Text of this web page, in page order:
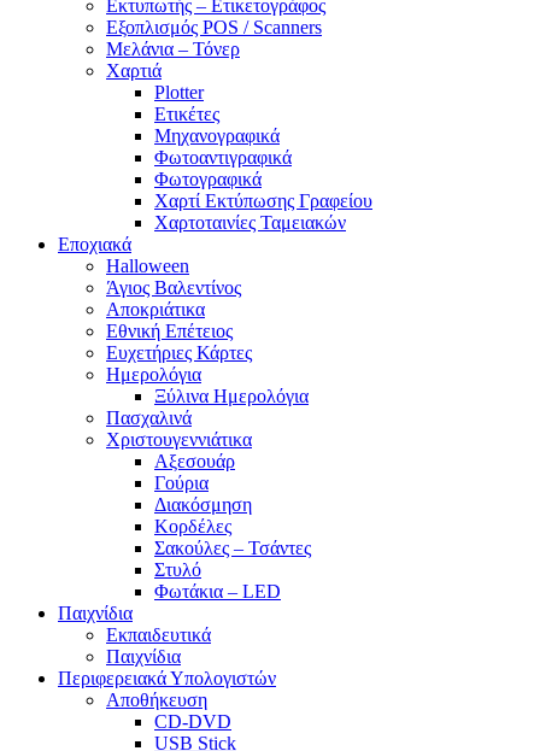
Εκτυπωτής – Ετικετογράφος
Εξοπλισμός POS / Scanners
Μελάνια – Τόνερ
Χαρτιά
Plotter
Ετικέτες
Μηχανογραφικά
Φωτοαντιγραφικά
Φωτογραφικά
Χαρτί Εκτύπωσης Γραφείου
Χαρτοταινίες Ταμειακών
Εποχιακά
Halloween
Άγιος Βαλεντίνος
Αποκριάτικα
Εθνική Επέτειος
Ευχετήριες Κάρτες
Ημερολόγια
Ξύλινα Ημερολόγια
Πασχαλινά
Χριστουγεννιάτικα
Αξεσουάρ
Γούρια
Διακόσμηση
Κορδέλες
Σακούλες – Τσάντες
Στυλό
Φωτάκια – LED
Παιχνίδια
Εκπαιδευτικά
Παιχνίδια
Περιφερειακά Υπολογιστών
Αποθήκευση
CD-DVD
USB Stick